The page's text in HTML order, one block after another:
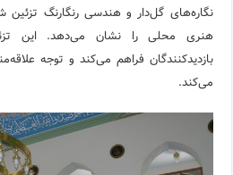
نگاره‌های گل‌دار و هندسی رنگارنگ
هنری محلی را نشان می‌دهد. این
بازدیدکنندگان فراهم می‌کند و توجه
می‌کند.